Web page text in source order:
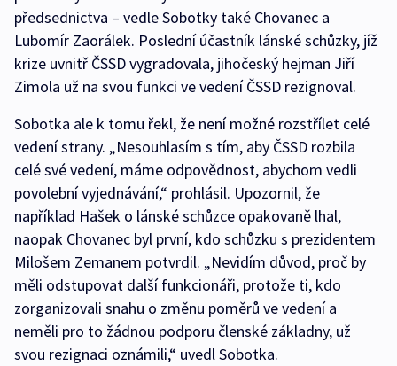
předsednictva – vedle Sobotky také Chovanec a
Lubomír Zaorálek. Poslední účastník lánské schůzky, jíž
krize uvnitř ČSSD vygradovala, jihočeský hejman Jiří
Zimola už na svou funkci ve vedení ČSSD rezignoval.
Sobotka ale k tomu řekl, že není možné rozstřílet celé
vedení strany. „Nesouhlasím s tím, aby ČSSD rozbila
celé své vedení, máme odpovědnost, abychom vedli
povolební vyjednávání,“ prohlásil. Upozornil, že
například Hašek o lánské schůzce opakovaně lhal,
naopak Chovanec byl první, kdo schůzku s prezidentem
Milošem Zemanem potvrdil. „Nevidím důvod, proč by
měli odstupovat další funkcionáři, protože ti, kdo
zorganizovali snahu o změnu poměrů ve vedení a
neměli pro to žádnou podporu členské základny, už
svou rezignaci oznámili,“ uvedl Sobotka.